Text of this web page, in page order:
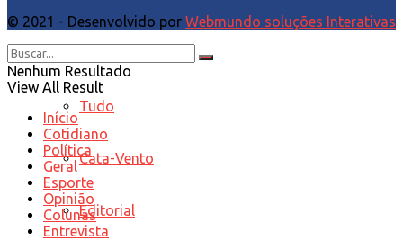
Opinião
Tudo
Cata-Vento
Editorial
© 2021 - Desenvolvido por Webmundo soluções Interativas
Nenhum Resultado
View All Result
Início
Cotidiano
Política
Geral
Esporte
Opinião
Colunas
Entrevista